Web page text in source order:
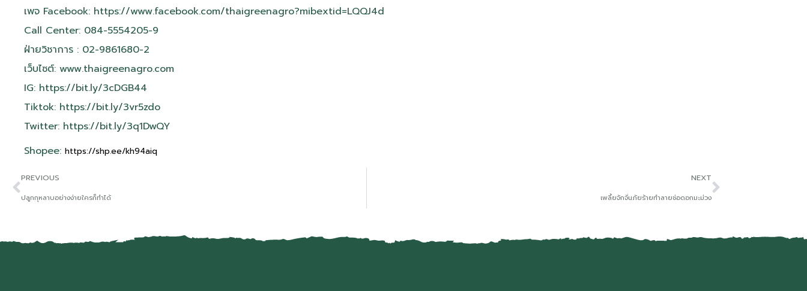
เพจ Facebook: https://www.facebook.com/thaigreenagro?mibextid=LQQJ4d
Call Center: 084-5554205-9
ฝ่ายวิชาการ : 02-9861680-2
เว็บไซต์: www.thaigreenagro.com
IG: https://bit.ly/3cDGB44
Tiktok: https://bit.ly/3vr5zdo
Twitter: https://bit.ly/3q1DwQY
Shopee: https://shp.ee/kh94aiq
PREVIOUS
ปลูกกุหลาบอย่างง่ายใครก็ทำได้
NEXT
เพลี้ยจักจั่นภัยร้ายทำลายช่อดอกมะม่วง